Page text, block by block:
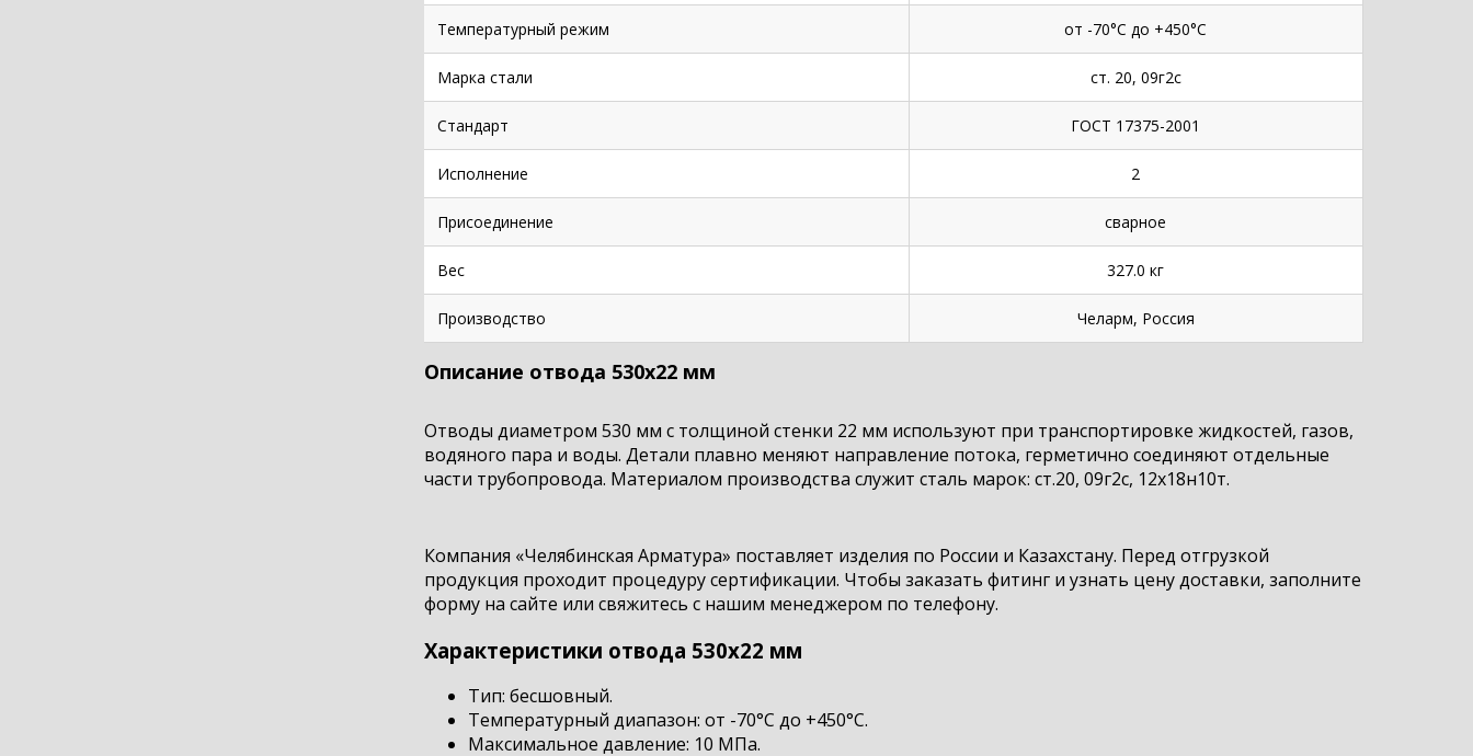
Температурный режим от -70°С до +450°С
Марка стали ст. 20, 09г2с
Стандарт ГОСТ 17375-2001
Исполнение 2
Присоединение сварное
Вес 327.0 кг
Производство Челарм, Россия
Описание отвода 530х22 мм
Отводы диаметром 530 мм с толщиной стенки 22 мм используют при транспортировке жидкостей, газов,
водяного пара и воды. Детали плавно меняют направление потока, герметично соединяют отдельные
части трубопровода. Материалом производства служит сталь марок: ст.20, 09г2с, 12х18н10т.
Компания «Челябинская Арматура» поставляет изделия по России и Казахстану. Перед отгрузкой
продукция проходит процедуру сертификации. Чтобы заказать фитинг и узнать цену доставки, заполните
форму на сайте или свяжитесь с нашим менеджером по телефону.
Характеристики отвода 530х22 мм
Тип: бесшовный.
Температурный диапазон: от -70°С до +450°С.
Максимальное давление: 10 МПа.